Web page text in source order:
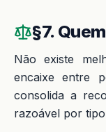
§7.
Não existe
encaixe entre
consolida a
razoável por